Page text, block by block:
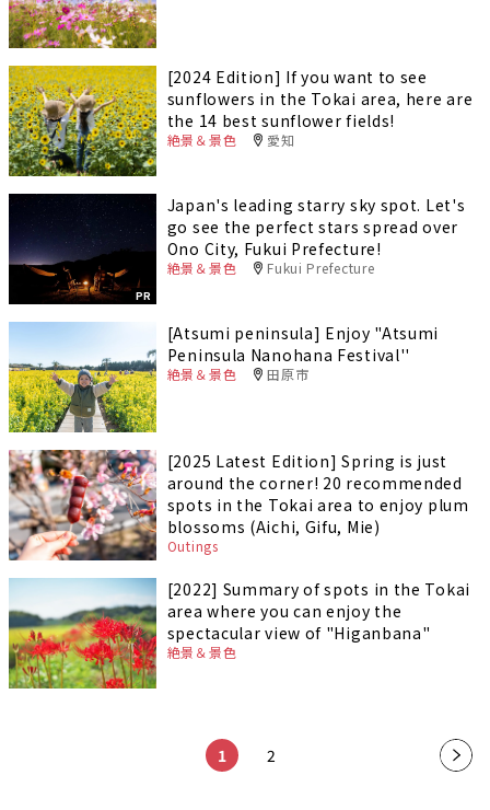
[2024 Edition] If you want to see
sunflowers in the Tokai area, here are
the 14 best sunflower fields!
絶景＆景色 愛知
PR
Japan's leading starry sky spot. Let's
go see the perfect stars spread over
Ono City, Fukui Prefecture!
絶景＆景色 Fukui Prefecture
[Atsumi peninsula] Enjoy "Atsumi
Peninsula Nanohana Festival''
絶景＆景色 田原市
[2025 Latest Edition] Spring is just
around the corner! 20 recommended
spots in the Tokai area to enjoy plum
blossoms (Aichi, Gifu, Mie)
Outings
[2022] Summary of spots in the Tokai
area where you can enjoy the
spectacular view of "Higanbana"
絶景＆景色
1 2 »